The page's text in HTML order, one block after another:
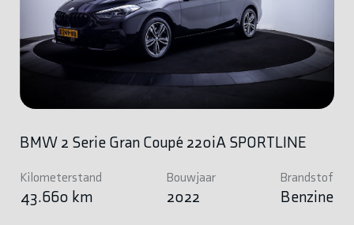
BMW 2 Serie Gran Coupé 220iA SPORTLINE
Kilometerstand
43.660 km
Bouwjaar
2022
Brandstof
Benzine